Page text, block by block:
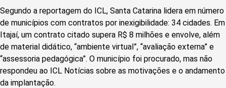
Segundo a reportagem do ICL, Santa Catarina lidera em número
de municípios com contratos por inexigibilidade: 34 cidades. Em
Itajaí, um contrato citado supera R$ 8 milhões e envolve, além
de material didático, “ambiente virtual”, “avaliação externa” e
“assessoria pedagógica”. O município foi procurado, mas não
respondeu ao ICL Notícias sobre as motivações e o andamento
da implantação.